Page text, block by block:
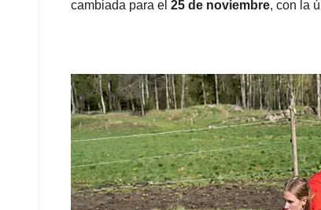
cambiada para el 25 de noviembre, con la